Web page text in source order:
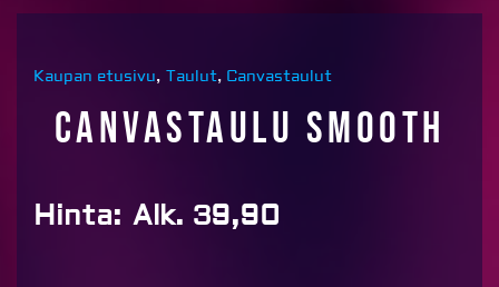
Kaupan etusivu, Taulut, Canvastaulut
Canvastaulu Smooth
Hinta: Alk. 39,90